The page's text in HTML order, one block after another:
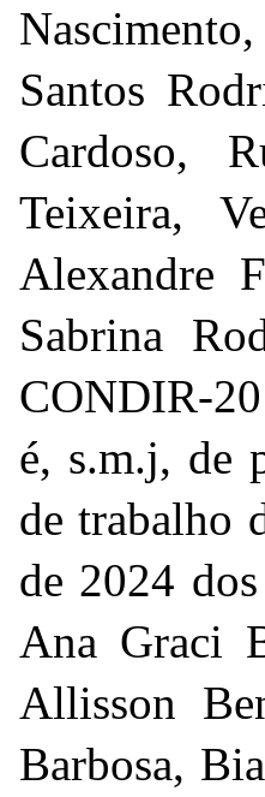
Santos
Cardoso,
Teixeira,
Alexandre
Sabrina
CONDIR-
é, s.m.j, de
de trabalho
de 2024
Ana Graci
Allisson
Barbosa,